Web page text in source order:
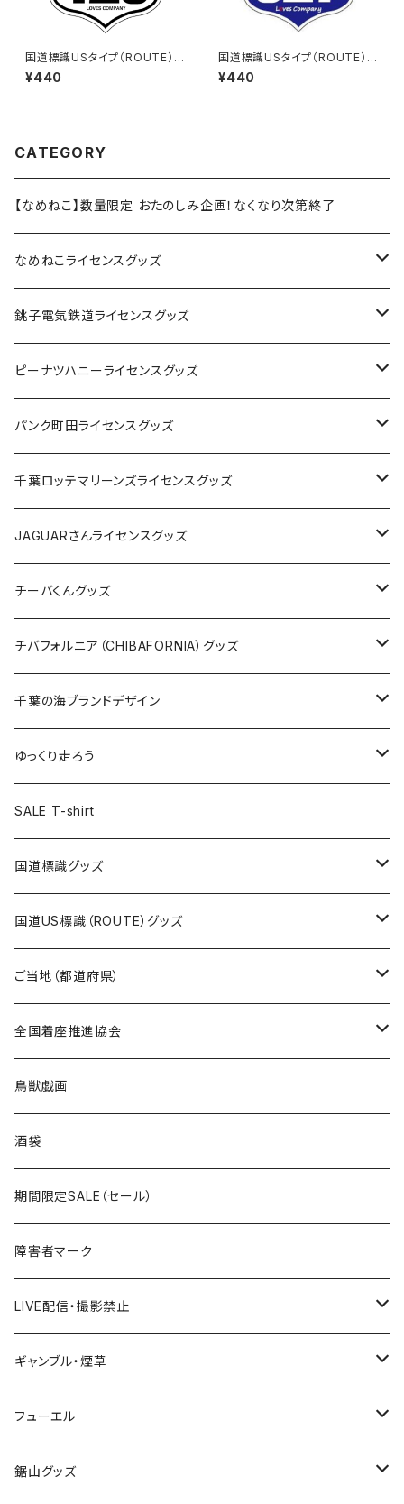
国道標識USタイプ（ROUTE）ス
テッカー 425号線（ホワイト）
¥440
国道標識USタイプ（ROUTE）ス
テッカー 327号線
¥440
CATEGORY
【なめねこ】数量限定 おたのしみ企画！なくなり次第終了
なめねこライセンスグッズ
Tシャツ
キャップ
ステッカー
缶バッジ
ホテルキーホルダー
銚子電気鉄道ライセンスグッズ
ステッカー
缶バッジ
アクリルキーホルダー
ホテルキーホルダー
クリアファイル
Tシャツ
キャップ
トートバッグ
ランチバッグ
エコバッグ
ピーナツハニーライセンスグッズ
Tシャツ
キャップ
バッグ
ステッカー
缶バッジ
キーホルダー
クリアファイル
パンク町田ライセンスグッズ
Tシャツ
キャップ
バッグ
ステッカー
缶バッジ
キーホルダー
クリアファイル
千葉ロッテマリーンズライセンスグッズ
ステッカー
ステッカー
ステッカー大
缶バッジ
缶バッジ32mm
缶バッジ54mm
エコバッグ
JAGUARさんコラボグッズ
Tシャツ
ステッカー
サコッシュ
ホテルキーホルダー
モーテルキーホルダー
トートバッグ
JAGUARさんライセンスグッズ
Tシャツ
ステッカー
缶バッジ
クリアファイル
マスク
エコバッグ
千葉ロッテマリーンズコラボ
チーバくんグッズ
Tシャツ
キャップ
エコバッグ
ステッカー
モーテルキーホルダー
ホテルキーホルダー
トートバッグ
チバフォルニア（CHIBAFORNIA）グッズ
Tシャツ
キャップ
ステッカー
ホテルキーホルダー
千葉の海ブランドデザイン
Tシャツ
キャップ
ステッカー
ゆっくり走ろう
Tシャツ
ステッカー
ホテルキーホルダー
SALE T-shirt
国道標識グッズ
ステッカー
国道0～99号線
国道100～199号線
国道600～699号線
国道700～799号線
Tシャツ
キャップ
国道US標識（ROUTE）グッズ
ステッカー
ROUTE 0～99号線
ROUTE100～199号線
ROUTE600～699号線
ROUTE700～799号線
Tシャツ
ROUTE 0～99号線
ROUTE 100～199号線
ROUTE 600～699号線
ROUTE 700～799号線
キャップ
ROUTE 0～99号線
ROUTE 100～199号線
ROUTE 600～699号線
ROUTE 700～799号線
ご当地（都道府県）
北海道
青森県
岩手県
宮城県
秋田県
Tシャツ
ステッカー
山形県
福島県
茨城県
栃木県
全国着座推進協会
ステッカー
鳥獣戯画
酒袋
期間限定SALE（セール）
障害者マーク
LIVE配信・撮影禁止
LIVE配信禁止
撮影禁止
ギャンブル・煙草
ホテルキーホルダー
たばこ・禁煙ステッカー
フューエル
ステッカー
鋸山グッズ